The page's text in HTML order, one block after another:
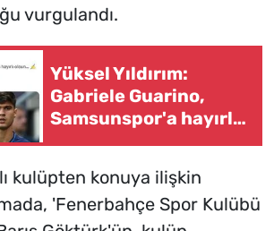
vurgulandı.
Yüksel Yıldırım:
Gabriele Guarino,
Samsunspor'a hayırlı
olsun
kulüpten konuya ilişkin
'Fenerbahçe Spor Kulübü